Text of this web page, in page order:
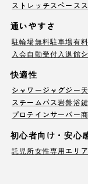
ストレッチスペース
通いやすさ
駐輪場無料駐車場有
入会自動受付 入退館
快適性
シャワージャグジー
スチームバス岩盤浴
プロテインサーバー
初心者向け・安心
託児所女性専用エリア